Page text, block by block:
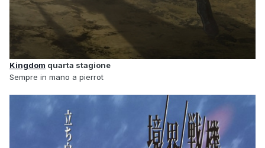
Kingdom quarta stagione
Sempre in mano a pierrot